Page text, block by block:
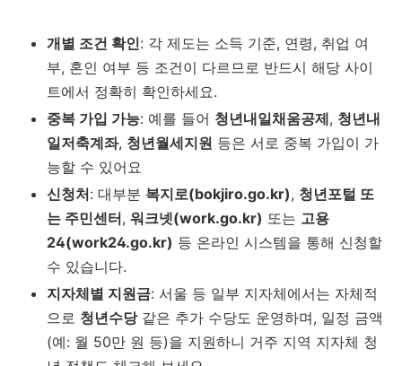
개별 조건 확인: 각 제도는 소득 기준, 연령, 취업 여
부, 혼인 여부 등 조건이 다르므로 반드시 해당 사이
트에서 정확히 확인하세요.
중복 가입 가능: 예를 들어 청년내일채움공제, 청년내
일저축계좌, 청년월세지원 등은 서로 중복 가입이 가
능할 수 있어요
신청처: 대부분 복지로(bokjiro.go.kr), 청년포털 또
는 주민센터, 워크넷(work.go.kr) 또는 고용
24(work24.go.kr) 등 온라인 시스템을 통해 신청할
수 있습니다.
지자체별 지원금: 서울 등 일부 지자체에서는 자체적
으로 청년수당같은 추가 수당도 운영하며, 일정 금액
(예: 월 50만 원 등)을 지원하니 거주 지역 지자체 청